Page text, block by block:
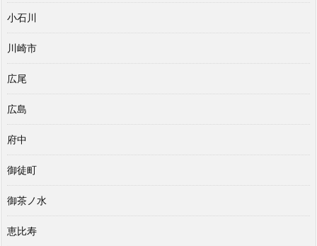
小石川
川崎市
広尾
広島
府中
御徒町
御茶ノ水
恵比寿